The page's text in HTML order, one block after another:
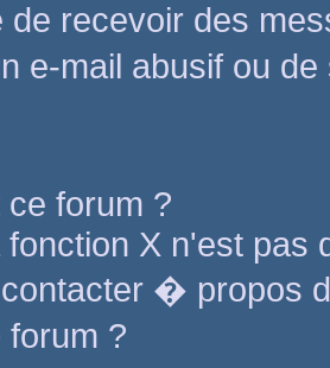
de recevoir des
e-mail abusif ou de
forum ?
fonction X n'est pas
� propos
?